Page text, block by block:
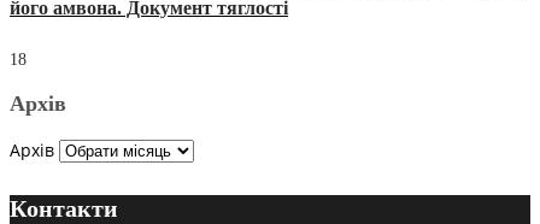
його амвона. Документ тяглості
18
Архів
Архів
Контакти